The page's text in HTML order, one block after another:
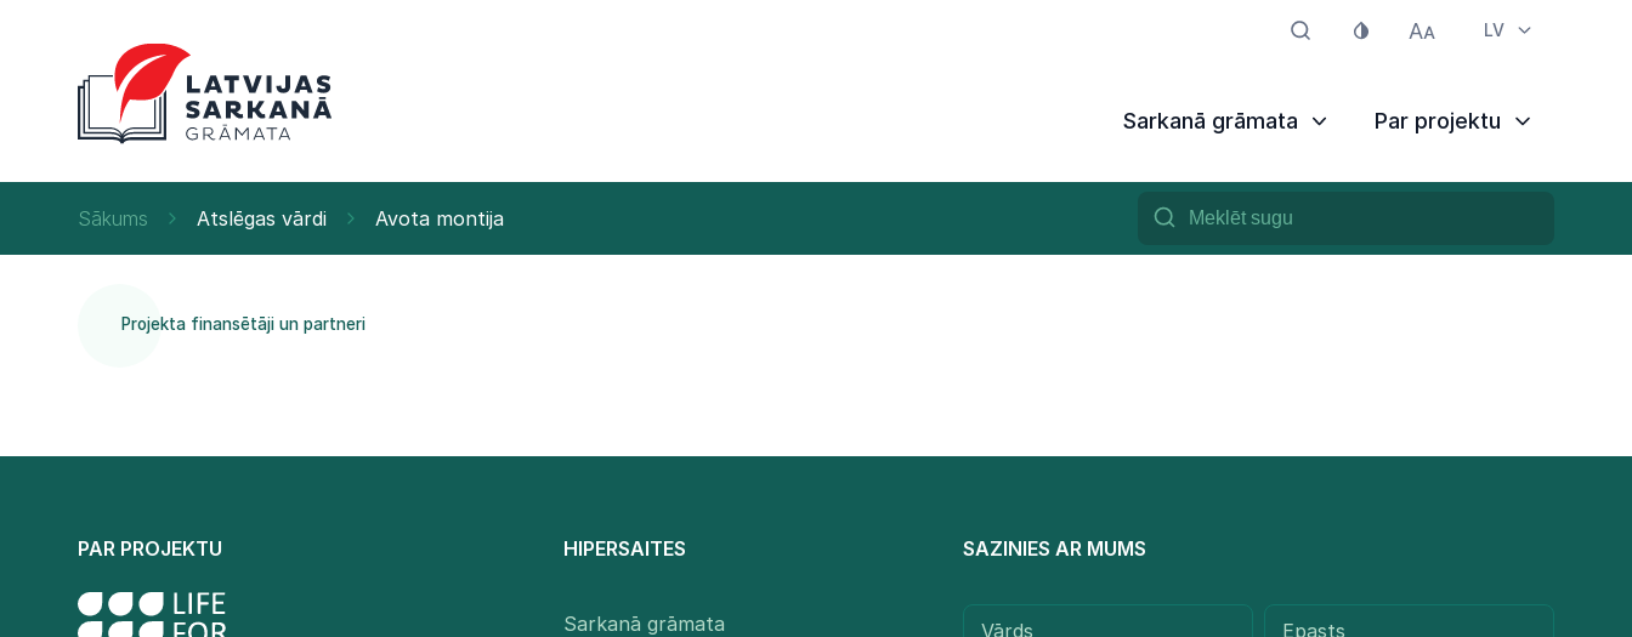
LV
Sarkanā grāmata Par projektu
Sākums Atslēgas vārdi Avota montija
Projekta finansētāji un partneri
PAR PROJEKTU HIPERSAITES
Sarkanā grāmata
SAZINIES AR MUMS